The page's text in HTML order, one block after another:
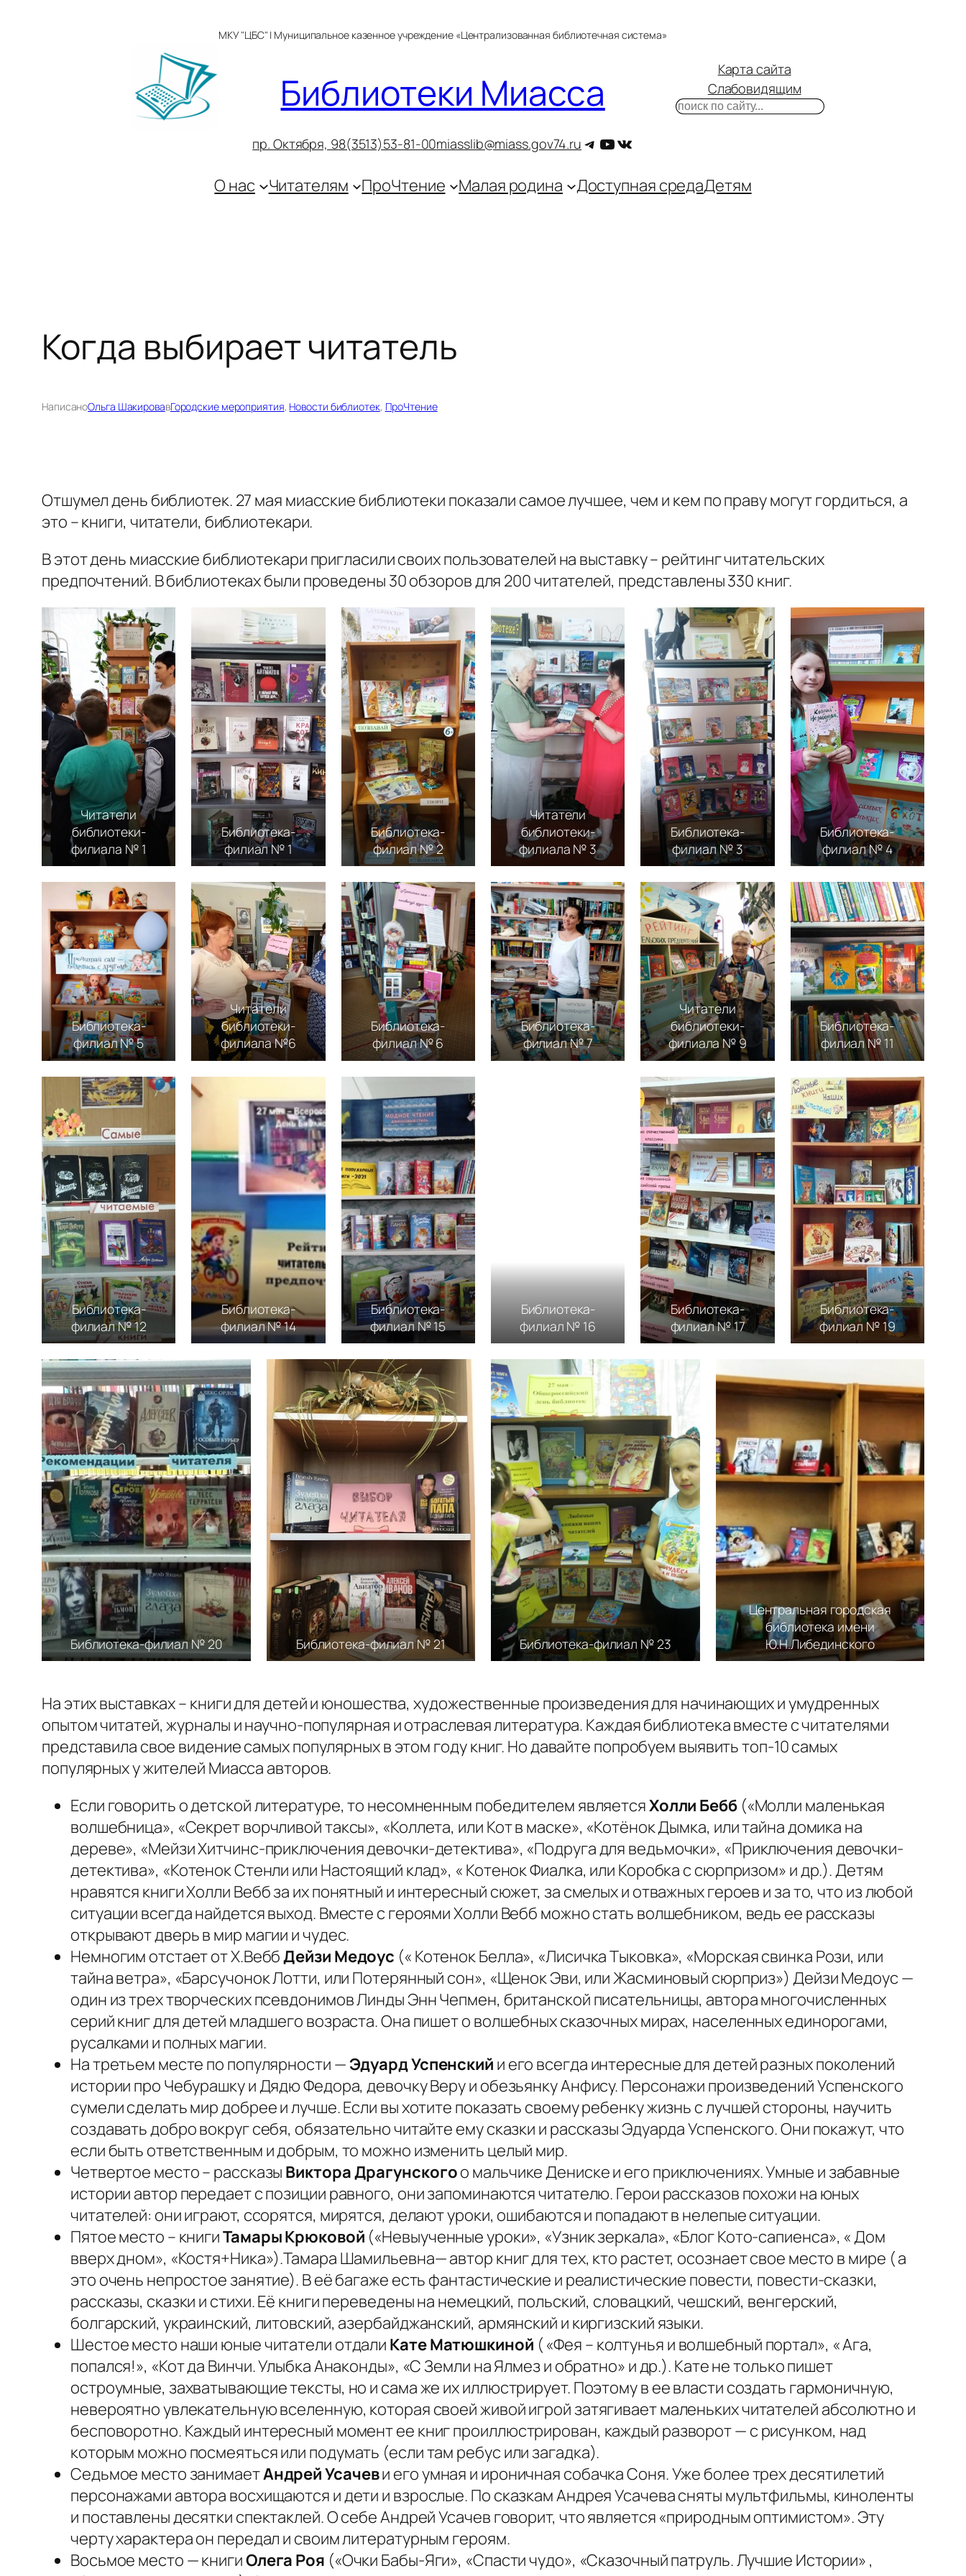
МКУ "ЦБС" | Муниципальное казенное учреждение «Централизованная библиотечная система»
Библиотеки Миасса
пр. Октября, 98(3513)53-81-00miasslib@miass.gov74.ru Telegram
YouTube
ВКонтакте
Карта сайта
Слабовидящим
Поиск
О нас Читателям ПроЧтение Малая родина Доступная средаДетям
Когда выбирает читатель
НаписаноОльга ШакировавГородские мероприятия, Новости библиотек, ПроЧтение
Отшумел день библиотек. 27 мая миасские библиотеки показали самое лучшее, чем и кем по праву могут гордиться, а
это – книги, читатели, библиотекари.
В этот день миасские библиотекари пригласили своих пользователей на выставку – рейтинг читательских
предпочтений. В библиотеках были проведены 30 обзоров для 200 читателей, представлены 330 книг.
Читатели
библиотеки-
филиала № 1
Библиотека-
филиал № 1
Библиотека-
филиал № 2
Читатели
библиотеки-
филиала № 3
Библиотека-
филиал № 3
Библиотека-
филиал № 4
Библиотека-
филиал № 5
Читатели
библиотеки-
филиала №6
Библиотека-
филиал № 6
Библиотека-
филиал № 7
Читатели
библиотеки-
филиала № 9
Библиотека-
филиал № 11
Библиотека-
филиал № 12
Библиотека-
филиал № 14
Библиотека-
филиал № 15
Библиотека-
филиал № 16
Библиотека-
филиал № 17
Библиотека-
филиал № 19
Библиотека-филиал № 20 Библиотека-филиал № 21 Библиотека-филиал № 23
Центральная городская
библиотека имени
Ю.Н.Либединского
На этих выставках – книги для детей и юношества, художественные произведения для начинающих и умудренных
опытом читатей, журналы и научно-популярная и отраслевая литература. Каждая библиотека вместе с читателями
представила свое видение самых популярных в этом году книг. Но давайте попробуем выявить топ-10 самых
популярных у жителей Миасса авторов.
Если говорить о детской литературе, то несомненным победителем являетсяХолли Бебб («Молли маленькая
волшебница», «Секрет ворчливой таксы», «Коллета, или Кот в маске», «Котёнок Дымка, или тайна домика на
дереве», «Мейзи Хитчинс-приключения девочки-детектива», «Подруга для ведьмочки», «Приключения девочки-
детектива», «Котенок Стенли или Настоящий клад», « Котенок Фиалка, или Коробка с сюрпризом» и др.). Детям
нравятся книги Холли Вебб за их понятный и интересный сюжет, за смелых и отважных героев и за то, что из любой
ситуации всегда найдется выход. Вместе с героями Холли Вебб можно стать волшебником, ведь ее рассказы
открывают дверь в мир магии и чудес.
Немногим отстает от Х.ВеббДейзи Медоус (« Котенок Белла», «Лисичка Тыковка», «Морская свинка Рози, или
тайна ветра», «Барсучонок Лотти, или Потерянный сон», «Щенок Эви, или Жасминовый сюрприз») Дейзи Медоус —
один из трех творческих псевдонимов Линды Энн Чепмен, британской писательницы, автора многочисленных
серий книг для детей младшего возраста. Она пишет о волшебных сказочных мирах, населенных единорогами,
русалками и полных магии.
На третьем месте по популярности —Эдуард Успенский и его всегда интересные для детей разных поколений
истории про Чебурашку и Дядю Федора, девочку Веру и обезьянку Анфису. Персонажи произведений Успенского
сумели сделать мир добрее и лучше. Если вы хотите показать своему ребенку жизнь с лучшей стороны, научить
создавать добро вокруг себя, обязательно читайте ему сказки и рассказы Эдуарда Успенского. Они покажут, что
если быть ответственным и добрым, то можно изменить целый мир.
Четвертое место – рассказы Виктора Драгунскогоо мальчике Дениске и его приключениях. Умные и забавные
истории автор передает с позиции равного, они запоминаются читателю. Герои рассказов похожи на юных
читателей: они играют, ссорятся, мирятся, делают уроки, ошибаются и попадают в нелепые ситуации.
Пятое место – книгиТамары Крюковой («Невыученные уроки», «Узник зеркала», «Блог Кото-сапиенса», « Дом
вверх дном», «Костя+Ника»).Тамара Шамильевна— автор книг для тех, кто растет, осознает свое место в мире ( а
это очень непростое занятие). В её багаже есть фантастические и реалистические повести, повести-сказки,
рассказы, сказки и стихи. Её книги переведены на немецкий, польский, словацкий, чешский, венгерский,
болгарский, украинский, литовский, азербайджанский, армянский и киргизский языки.
Шестое место наши юные читатели отдали Кате Матюшкиной ( «Фея – колтунья и волшебный портал», « Ага,
попался!», «Кот да Винчи. Улыбка Анаконды», «С Земли на Ялмез и обратно» и др.). Кате не только пишет
остроумные, захватывающие тексты, но и сама же их иллюстрирует. Поэтому в ее власти создать гармоничную,
невероятно увлекательную вселенную, которая своей живой игрой затягивает маленьких читателей абсолютно и
бесповоротно. Каждый интересный момент ее книг проиллюстрирован, каждый разворот — с рисунком, над
которым можно посмеяться или подумать (если там ребус или загадка).
Седьмое место занимаетАндрей Усачеви его умная и ироничная собачка Соня. Уже более трех десятилетий
персонажами автора восхищаются и дети и взрослые. По сказкам Андрея Усачева сняты мультфильмы, киноленты
и поставлены десятки спектаклей. О себе Андрей Усачев говорит, что является «природным оптимистом». Эту
черту характера он передал и своим литературным героям.
Восьмое место — книгиОлега Роя («Очки Бабы-Яги», «Спасти чудо», «Сказочный патруль. Лучшие Истории» ,